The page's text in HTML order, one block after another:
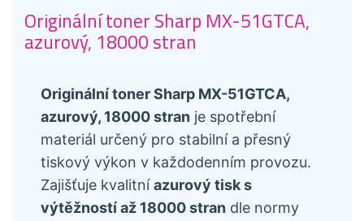
Originální toner Sharp MX-51GTCA,
azurový, 18000 stran
Originální toner Sharp MX-51GTCA,
azurový, 18000 stran je spotřební
materiál určený pro stabilní a přesný
tiskový výkon v každodenním provozu.
Zajišťuje kvalitníazurový tisk s
výtěžností až 18000 stran dle normy